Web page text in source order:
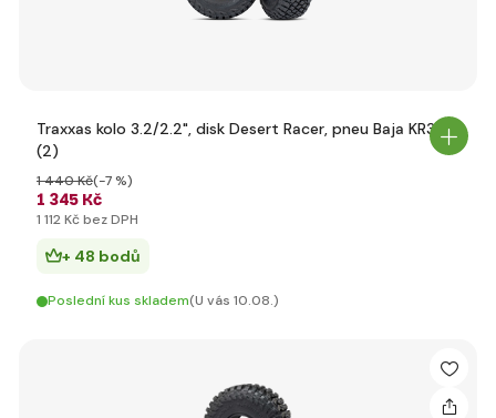
Traxxas kolo 3.2/2.2", disk Desert Racer, pneu Baja KR3
(2)
1 345 Kč
1 440 Kč(-7 %)
1 112 Kč bez DPH
+ 48 bodů
Poslední kus skladem(U vás 10.08.)